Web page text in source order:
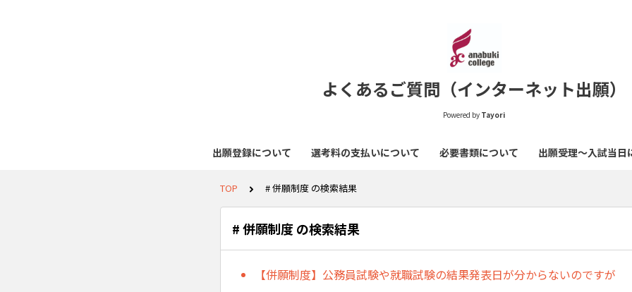
よくあるご質問（インターネット出願）
Powered by Tayori
出願登録について 選考料の支払いについて 必要書類について 出願受理～入試当日
TOP # 併願制度 の検索結果
# 併願制度 の検索結果
【併願制度】公務員試験や就職試験の結果発表日が分からないのですが